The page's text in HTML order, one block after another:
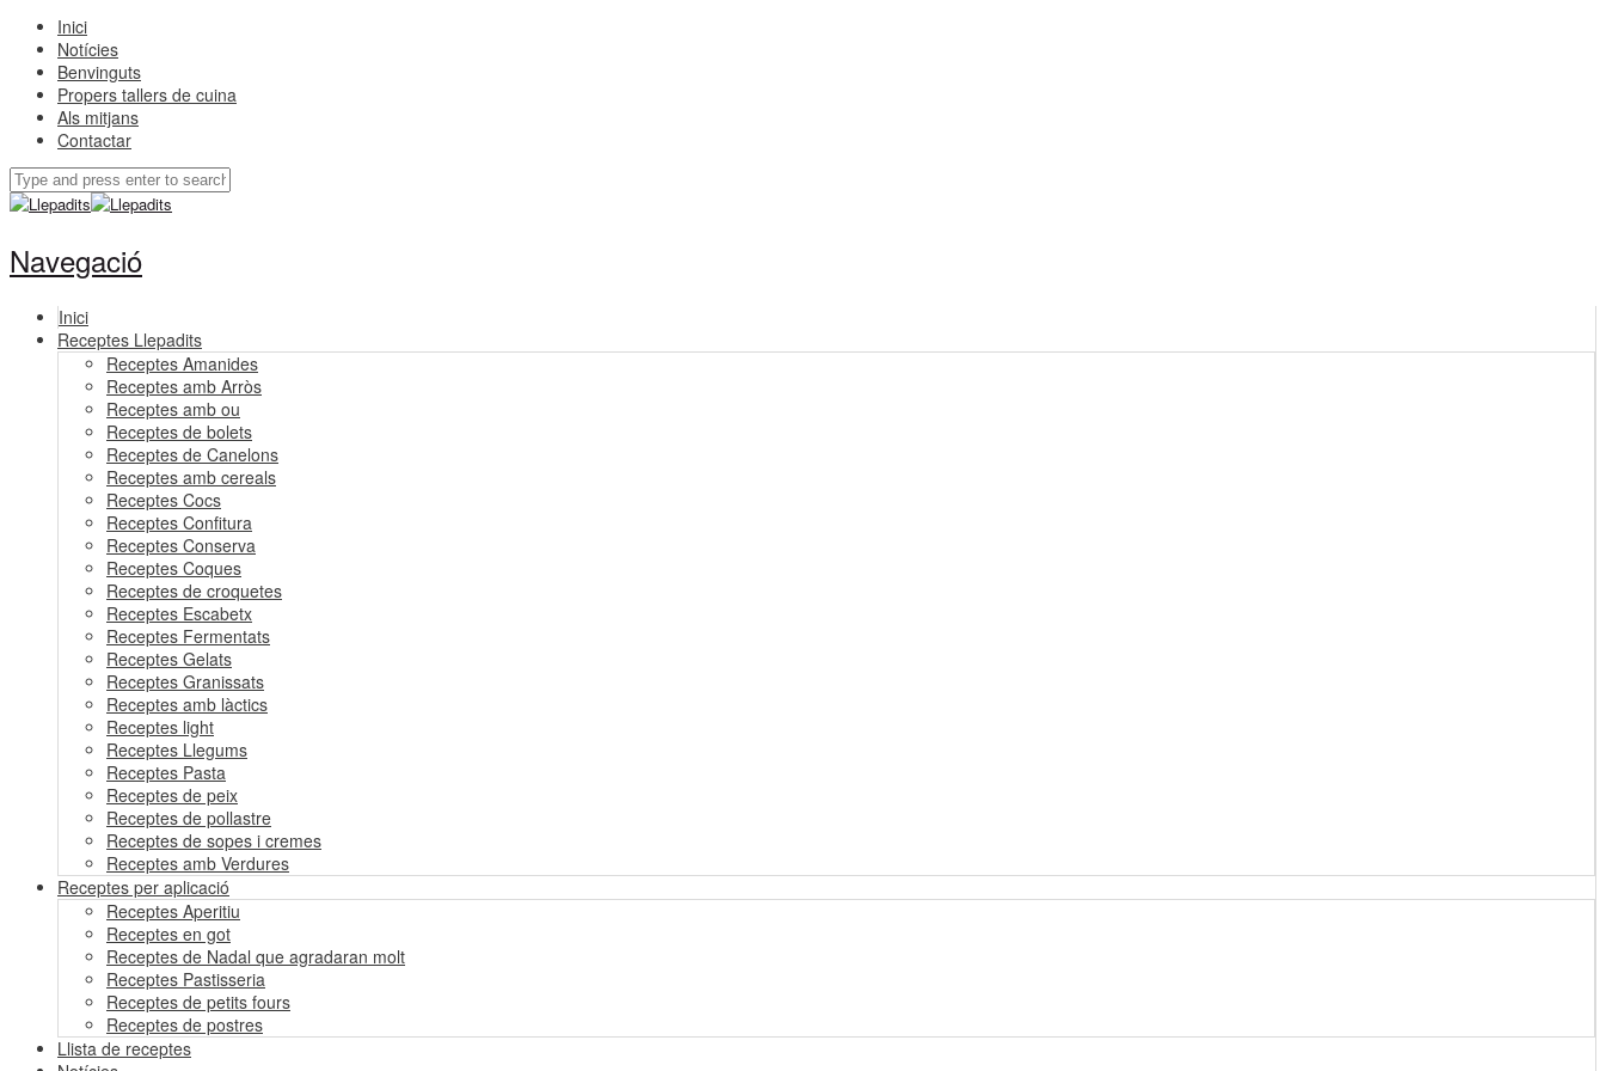
Inici
Notícies
Benvinguts
Propers tallers de cuina
Als mitjans
Contactar
Navegació
Inici
Receptes Llepadits
Receptes Amanides
Receptes amb Arròs
Receptes amb ou
Receptes de bolets
Receptes de Canelons
Receptes amb cereals
Receptes Cocs
Receptes Confitura
Receptes Conserva
Receptes Coques
Receptes de croquetes
Receptes Escabetx
Receptes Fermentats
Receptes Gelats
Receptes Granissats
Receptes amb làctics
Receptes light
Receptes Llegums
Receptes Pasta
Receptes de peix
Receptes de pollastre
Receptes de sopes i cremes
Receptes amb Verdures
Receptes per aplicació
Receptes Aperitiu
Receptes en got
Receptes de Nadal que agradaran molt
Receptes Pastisseria
Receptes de petits fours
Receptes de postres
Llista de receptes